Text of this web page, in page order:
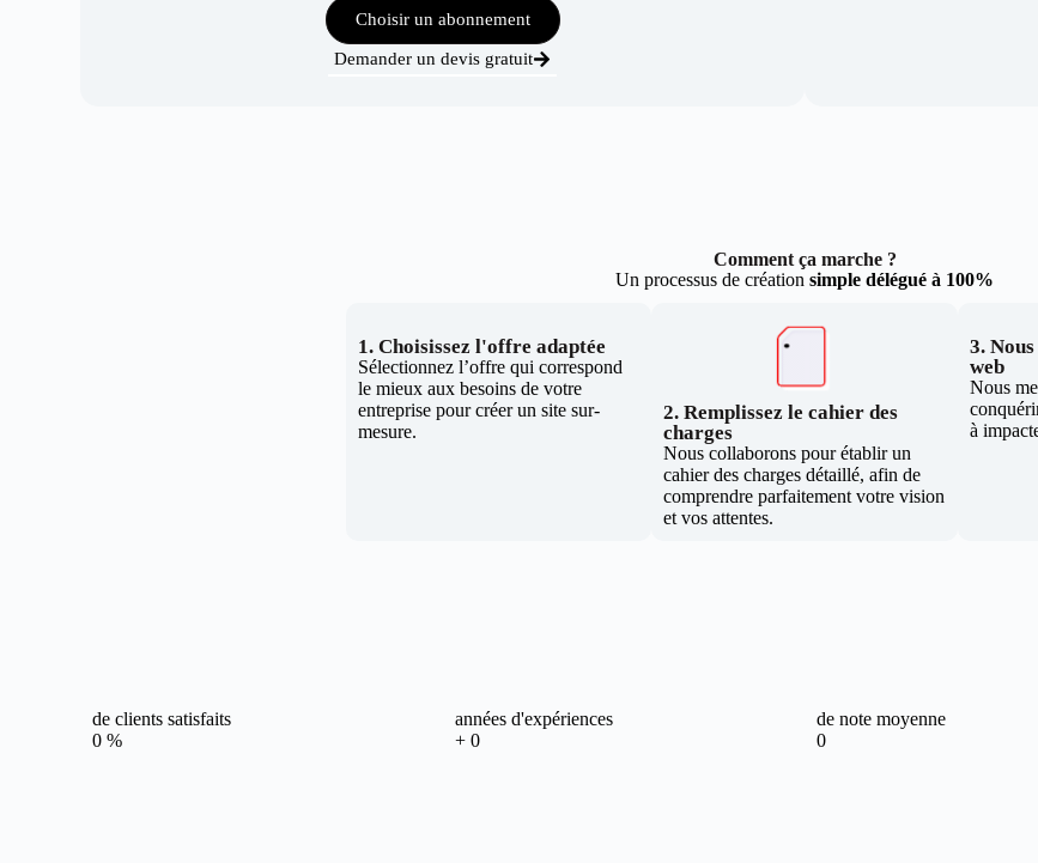
Choisir un abonnement
Demander un devis gratuit
Comment ça marche ?
Un processus de création simple délégué à 100%
1. Choisissez l'offre adaptée
Sélectionnez l’offre qui correspond
le mieux aux besoins de votre
entreprise pour créer un site sur-
mesure.
2. Remplissez le cahier des
charges
Nous collaborons pour établir un
cahier des charges détaillé, afin de
comprendre parfaitement votre vision
et vos attentes.
3.
web
Nous
à
de clients satisfaits
0 %
années d'expériences
+ 0
de note moyenne
0